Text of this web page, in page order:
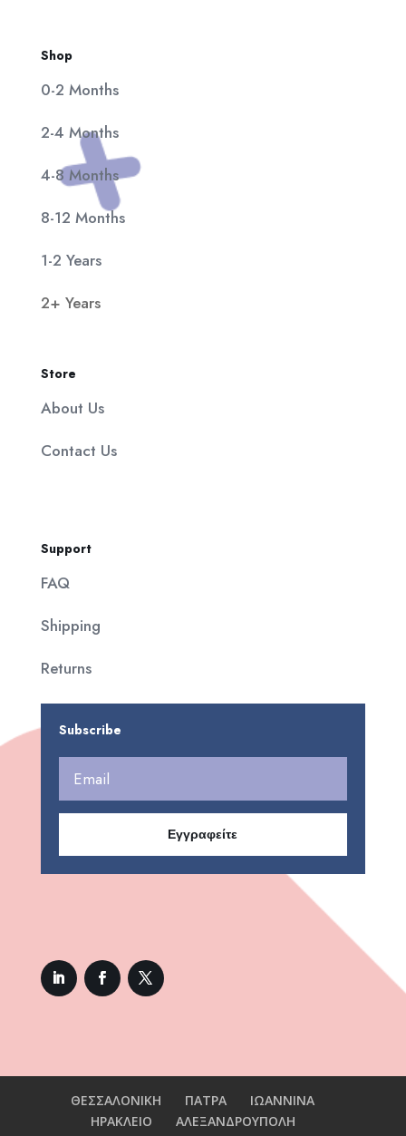
Shop
0-2 Months
2-4 Months
4-8 Months
8-12 Months
1-2 Years
2+ Years
Store
About Us
Contact Us
Support
FAQ
Shipping
Returns
Subscribe
Εγγραφείτε
ΘΕΣΣΑΛΟΝΙΚΗ ΠΑΤΡΑ
ΙΩΑΝΝΙΝΑ
ΗΡΑΚΛΕΙΟ
ΑΛΕΞΑΝΔΡΟΥΠΟΛΗ